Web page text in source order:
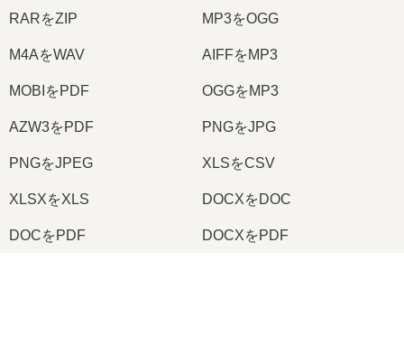
RARをZIP MP3をOGG
M4AをWAV AIFFをMP3
MOBIをPDF OGGをMP3
AZW3をPDF PNGをJPG
PNGをJPEG XLSをCSV
XLSXをXLS DOCXをDOC
DOCをPDF DOCXをPDF